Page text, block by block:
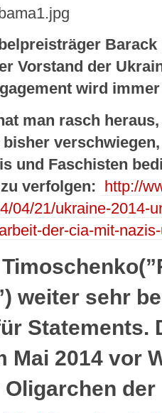
Barack
Vorstand der
wird
man rasch
und Faschisten
verfolgen:
http://
04/21/ukraine-2014-
der-cia-mit-
weiter sehr
Statements.
Mai 2014 vor